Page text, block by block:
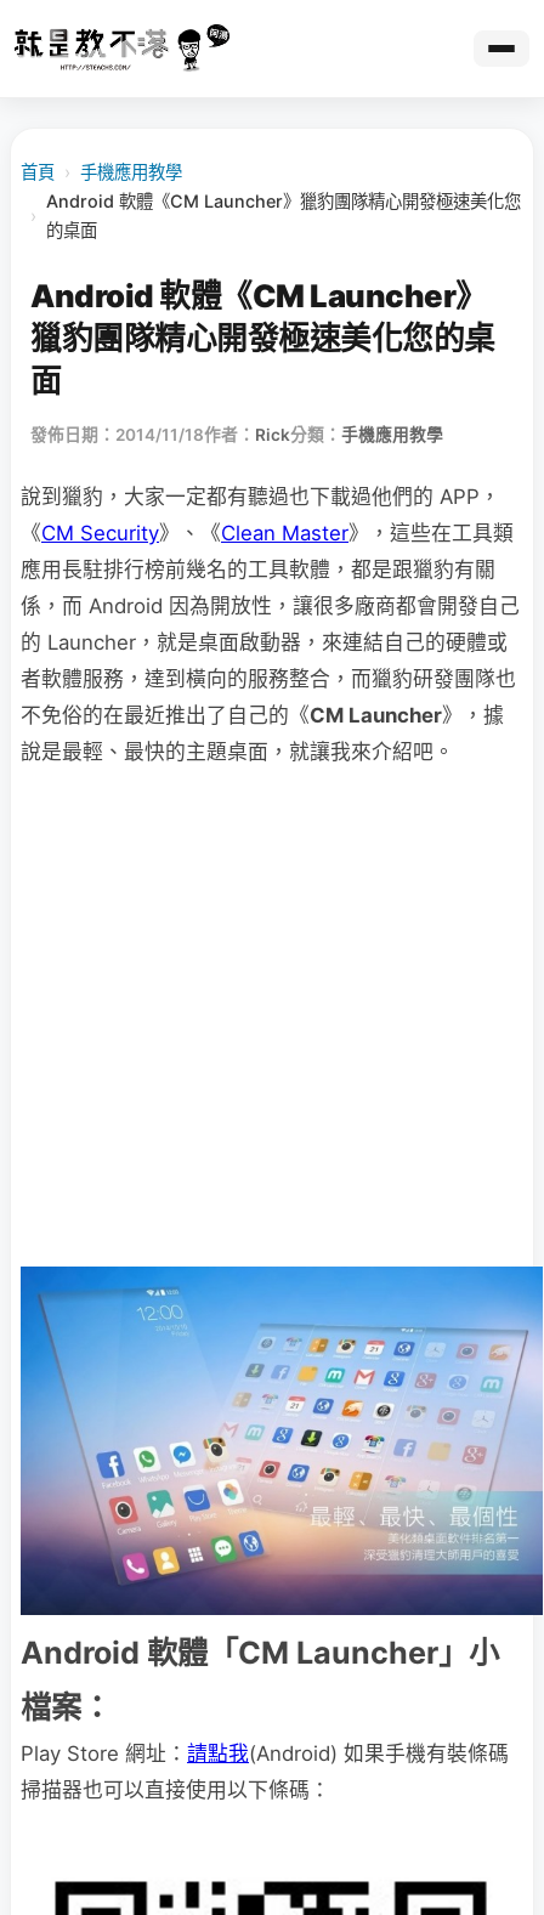
首頁 › 手機應用教學
›
Android 軟體《CM Launcher》獵豹團隊精心開發極速美化您
的桌面
Android 軟體《CM Launcher》
獵豹團隊精心開發極速美化您的桌
面
發佈日期：2014/11/18作者： Rick分類： 手機應用教學
說到獵豹，大家一定都有聽過也下載過他們的 APP，
《CM Security》、《Clean Master》，這些在工具類
應用長駐排行榜前幾名的工具軟體，都是跟獵豹有關
係，而 Android 因為開放性，讓很多廠商都會開發自己
的 Launcher，就是桌面啟動器，來連結自己的硬體或
者軟體服務，達到橫向的服務整合，而獵豹研發團隊也
不免俗的在最近推出了自己的《CM Launcher》，據
說是最輕、最快的主題桌面，就讓我來介紹吧。
Android 軟體「CM Launcher」小
檔案：
Play Store 網址： 請點我(Android) 如果手機有裝條碼
掃描器也可以直接使用以下條碼：